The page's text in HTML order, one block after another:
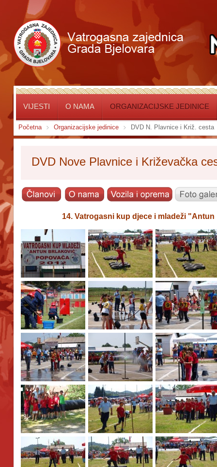
VIJESTI O NAMA ORGANIZACIJSKE JEDINICE
Početna Organizacijske jedinice DVD N. Plavnice i Križ. cesta
DVD Nove Plavnice i Križevačka
14. Vatrogasni kup djece i mladeži